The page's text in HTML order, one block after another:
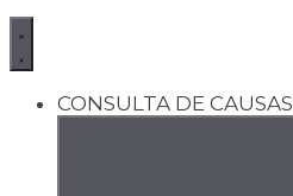
CONSULTA DE CAUSAS